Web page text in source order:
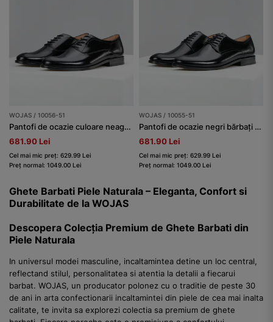
WOJAS / 10056-51
Pantofi de ocazie culoare neagră bărbați seria PREMIUM
681.90 Lei
Cel mai mic preț: 629.99 Lei
Preț normal: 1049.00 Lei
WOJAS / 10055-51
Pantofi de ocazie negri bărbați seria PREMIUM
681.90 Lei
Cel mai mic preț: 629.99 Lei
Preț normal: 1049.00 Lei
Ghete Barbati Piele Naturala – Eleganta, Confort si
Durabilitate de la WOJAS
Descopera Colecția Premium de Ghete Barbati din
Piele Naturala
In universul modei masculine, incaltamintea detine un loc central,
reflectand stilul, personalitatea si atentia la detalii a fiecarui
barbat. WOJAS, un producator polonez cu o traditie de peste 30
de ani in arta confectionarii incaltamintei din piele de cea mai inalta
calitate, te invita sa explorezi colectia sa premium de ghete